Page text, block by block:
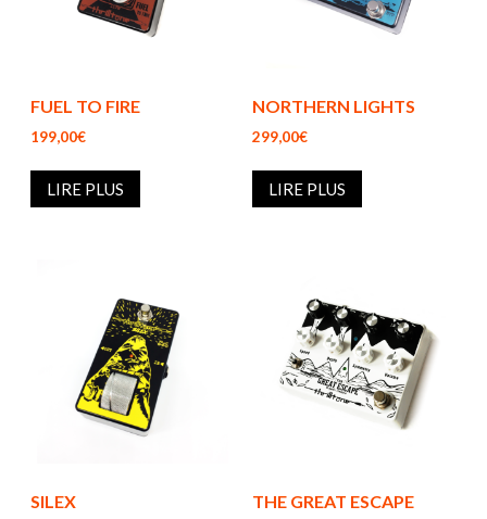
FUEL TO FIRE
199,00€
LIRE PLUS
NORTHERN LIGHTS
299,00€
LIRE PLUS
SILEX THE GREAT ESCAPE